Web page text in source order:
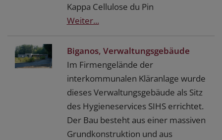
Kappa Cellulose du Pin
Weiter...
Biganos, Verwaltungsgebäude
Im Firmengelände der
interkommunalen Kläranlage wurde
dieses Verwaltungsgebäude als Sitz
des Hygieneservices SIHS errichtet.
Der Bau besteht aus einer massiven
Grundkonstruktion und aus